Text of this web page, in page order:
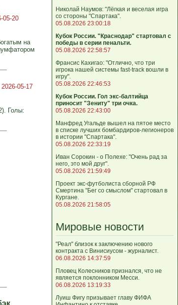
05-20
на
2026-05-17
Голы:
Николай Наумов: "Лёгкая и веселая игра
со стороны "Спартака".
05.08.2026 23:00:18
Кубок России. "Краснодар" стартовал с
победы в серии пенальти.
05.08.2026 22:58:57
Франсис Кахигао: "Отлично, что три
игрока нашей системы fast‑track вошли в
игру".
05.08.2026 22:46:53
Кубок России. Гол экс-балтийца
приносит "Зениту" три очка.
05.08.2026 22:43:00
Манфред Угальде вышел на пятое место
в списке лучших бомбардиров-легионеров
в истории "Спартака".
05.08.2026 22:33:19
Иван Сорокин - о Полехе: "Очень рад за
него, это мой друг".
05.08.2026 21:59:49
Проект экс-футболиста сборной РФ
Смертина "Бег со смыслом" стартовал в
Кургане.
05.08.2026 21:58:05
Мировые новости
"Реал" близок к заключению нового
контракта с Винисиусом - журналист.
06.08.2026 14:37:59
Пловец Колесников признался, что не
является поклонником Месси.
06.08.2026 13:19:33
Луиш Фигу призывает главу ФИФА